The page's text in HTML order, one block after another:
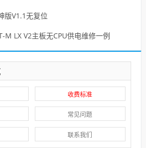
版V1.1无复位
M LX V2主板无CPU供电维修一例
收费标准
常见问题
联系我们